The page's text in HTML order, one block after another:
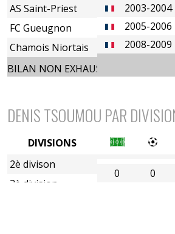
2003-2004
2005-2006
2008-2009
AS Saint-Priest
FC Gueugnon
Chamois Niortais
BILAN NON EXHAUSTIF
DENIS TSOUMOU PAR
0 0
DIVISIONS
2è divison
3è division